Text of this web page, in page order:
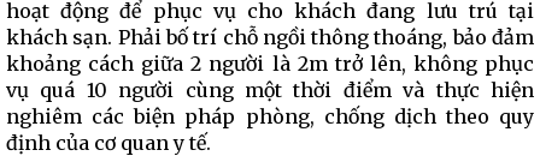
hoạt động để phục vụ cho khách đang lưu trú tại
khách sạn. Phải bố trí chỗ ngồi thông thoáng, bảo đảm
khoảng cách giữa 2 người là 2m trở lên, không phục
vụ quá 10 người cùng một thời điểm và thực hiện
nghiêm các biện pháp phòng, chống dịch theo quy
định của cơ quan y tế.